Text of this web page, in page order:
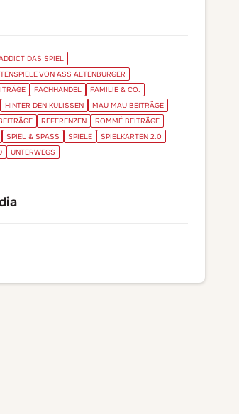
DAS SPIEL
VON ASS ALTENBURGER
FACHHANDEL
FAMILIE & CO.
HINTER DEN KULISSEN
MAU MAU BEITRÄGE
REFERENZEN
ROMMÉ BEITRÄGE
SPIEL & SPASS SPIELE
SPIELKARTEN 2.0
UNTERWEGS